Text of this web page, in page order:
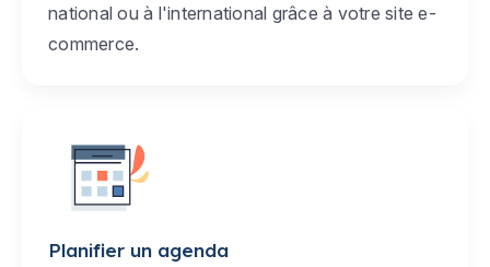
national ou à l'international grâce à votre site e-
commerce.
Planifier un agenda